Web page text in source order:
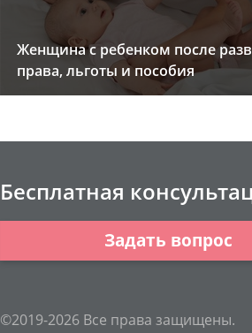
Женщина с ребенком после
права, льготы и пособия
Бесплатная
Задать вопрос
©2019-2026 Все права защищены.